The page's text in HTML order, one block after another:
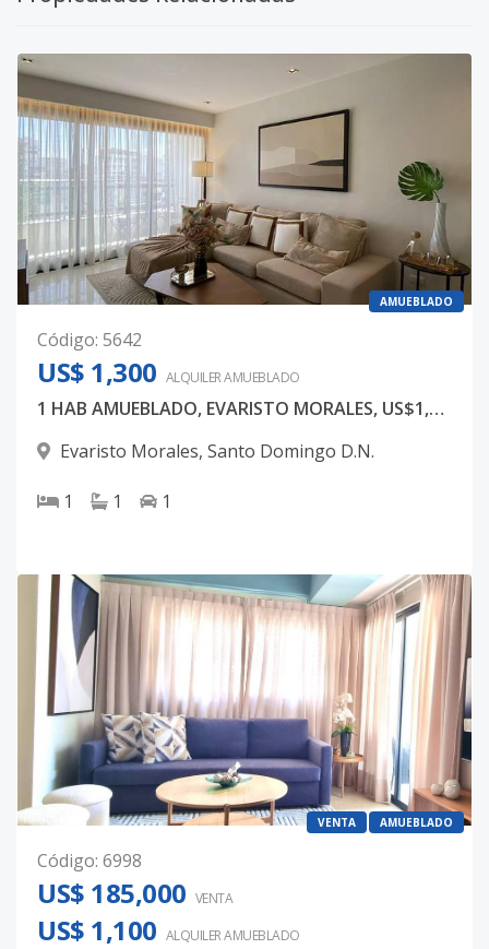
AMUEBLADO
Código: 5642
US$ 1,300 ALQUILERAMUEBLADO
1 HAB AMUEBLADO, EVARISTO MORALES, US$1,300
Evaristo Morales, Santo Domingo D.N.
1 1 1
VENTA AMUEBLADO
Código: 6998
US$ 185,000 VENTA
US$ 1,100 ALQUILERAMUEBLADO